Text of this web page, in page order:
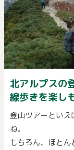
北アルプスの
線歩きを楽し
登山ツアーとい
ね。
もちろん、ほと